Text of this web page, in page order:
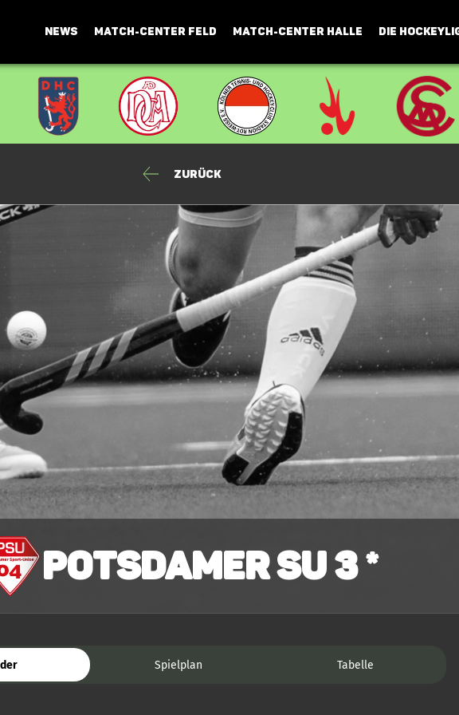
NEWS MATCH-CENTER FELD MATCH-CENTER HALLE DIE
Zurück
Potsdamer SU 3 *
Spielplan Tabelle